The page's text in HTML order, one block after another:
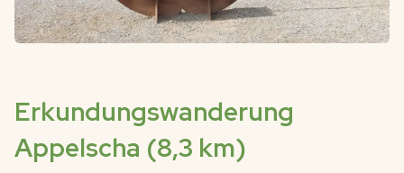
Erkundungswanderung
Appelscha (8,3 km)